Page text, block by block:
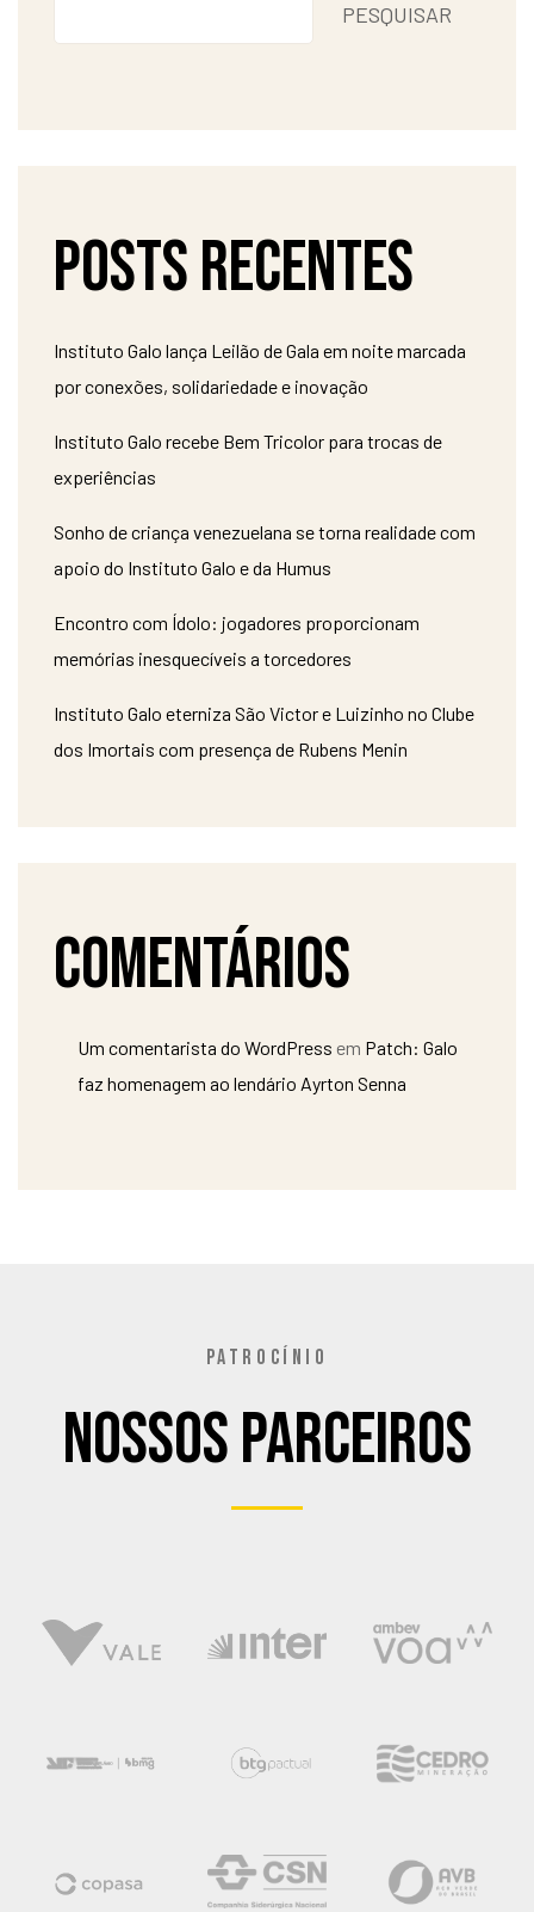
PESQUISAR
Posts recentes
Instituto Galo lança Leilão de Gala em noite marcada
por conexões, solidariedade e inovação
Instituto Galo recebe Bem Tricolor para trocas de
experiências
Sonho de criança venezuelana se torna realidade com
apoio do Instituto Galo e da Humus
Encontro com Ídolo: jogadores proporcionam
memórias inesquecíveis a torcedores
Instituto Galo eterniza São Victor e Luizinho no Clube
dos Imortais com presença de Rubens Menin
Comentários
Um comentarista do WordPress em Patch: Galo
faz homenagem ao lendário Ayrton Senna
PATROCÍNIO
Nossos Parceiros